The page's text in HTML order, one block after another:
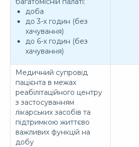
доба
до 3-х годин (без
хачування)
до 6-х годин (без
хачування)
Медичний супровід
пацієнта в межах
реабілітаційного центру
з застосуванням
лікарських засобів та
підтримкою життєво
важливих функцій на
добу